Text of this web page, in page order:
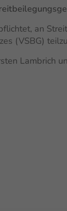
an
(VSBG)
Lambrich